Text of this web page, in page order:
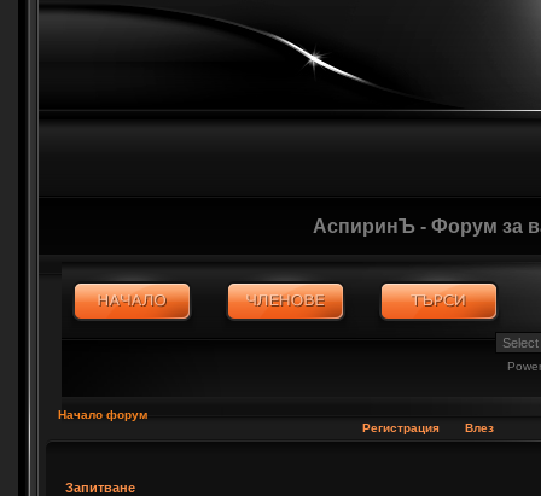
АспиринЪ - Форум за
Начало форум
Регистрация
Влез
Запитване